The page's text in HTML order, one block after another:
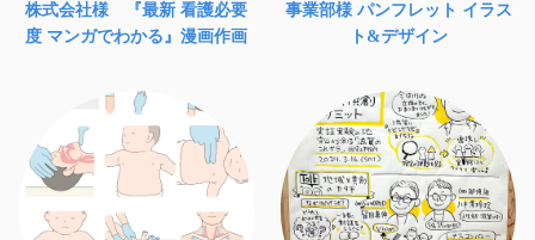
株式会社様 『最新 看護必要
度 マンガでわかる』漫画作画
事業部様 パンフレット イラス
ト&デザイン